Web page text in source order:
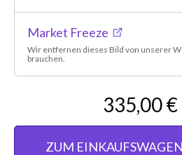
Market Freeze
Wir entfernen dieses Bild von unserer
brauchen.
335,00 €
ZUM